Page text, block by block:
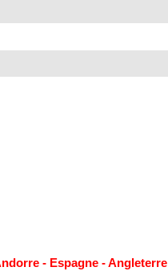
- Espagne - Angleterre